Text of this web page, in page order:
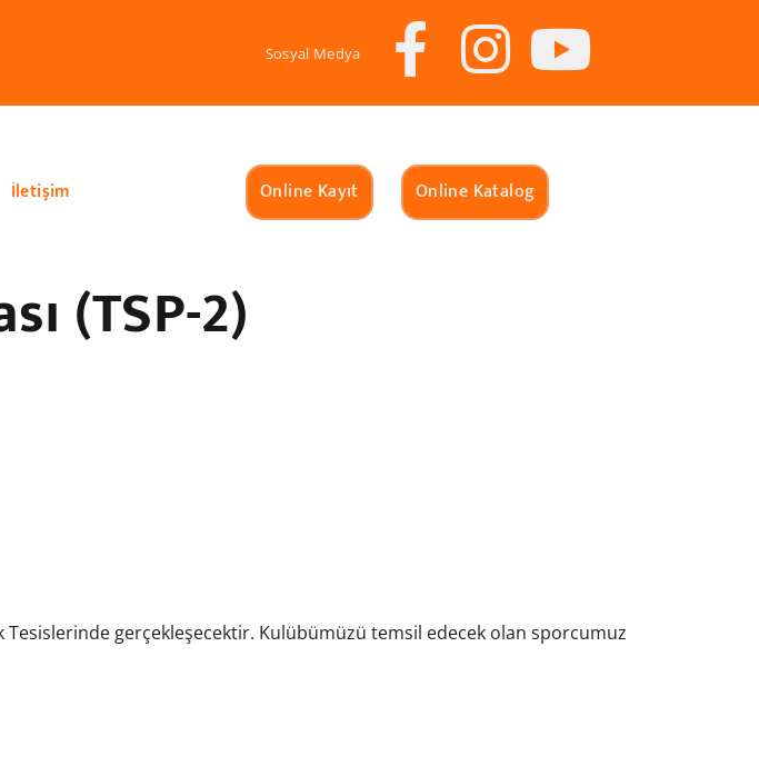
Sosyal Medya
İletişim Online Kayıt Online Katalog
(TSP-2)
Tesislerinde gerçekleşecektir. Kulübümüzü temsil edecek olan sporcumuz